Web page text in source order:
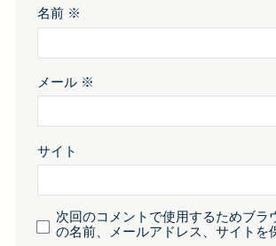
名前 ※
メール ※
サイト
次回のコメントで使用するためブラ
の名前、メールアドレス、サイトを